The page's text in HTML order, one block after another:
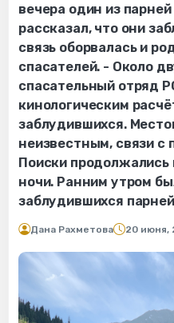
вечера один из
рассказал, что они
связь оборвалась и
спасателей. - Около
спасательный отряд
кинологическим
заблудившихся.
неизвестным, связи с
Поиски
ночи. Ранним утром
заблудившихся
Дана Рахметова 20 июня,